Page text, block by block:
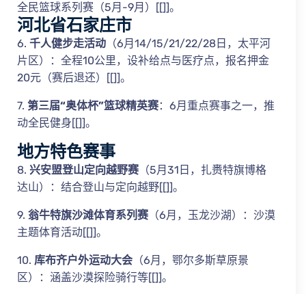
全民篮球系列赛（5月-9月）[[]]。
河北省石家庄市
6. 千人健步走活动 （6月14/15/21/22/28日，太平河
片区）：全程10公里，设补给点与医疗点，报名押金
20元（赛后退还）[[]]。
7. 第三届“奥体杯”篮球精英赛：6月重点赛事之一，推
动全民健身[[]]。
地方特色赛事
8. 兴安盟登山定向越野赛（5月31日，扎赉特旗博格
达山）：结合登山与定向越野[[]]。
9. 翁牛特旗沙滩体育系列赛（6月，玉龙沙湖）：沙漠
主题体育活动[[]]。
10. 库布齐户外运动大会 （6月，鄂尔多斯草原景
区）：涵盖沙漠探险骑行等[[]]。